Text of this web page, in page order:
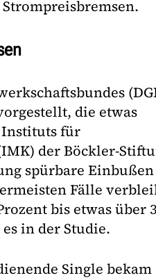
die etwas
Instituts für
der Böckler-
spürbare Einbußen
Fälle
bis etwas über 3
in der Studie.
Single bekam